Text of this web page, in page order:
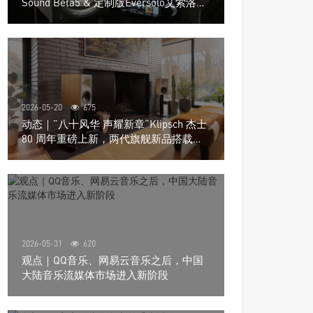
Play音响组合
2026-05-20 675
动态｜”八十风华 声耀新章“Klipsch 杰士
80 周年重磅上新，两代旗舰新品搭载硬
核配置音质再升级
2026-05-31 620
观点｜QQ音乐、网易云音乐之后，中国
大陆音乐流媒体市场进入新阶段